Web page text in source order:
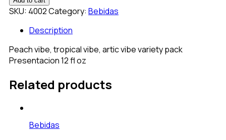
SKU: 4002Category: Bebidas
Description
Peach vibe, tropical vibe, artic vibe variety pack
Presentacion 12 fl oz
Related products
Bebidas